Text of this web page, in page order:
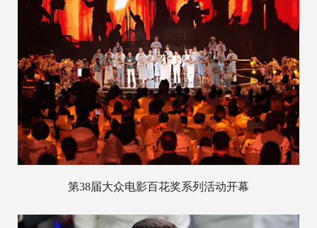
第38届大众电影百花奖系列活动开幕